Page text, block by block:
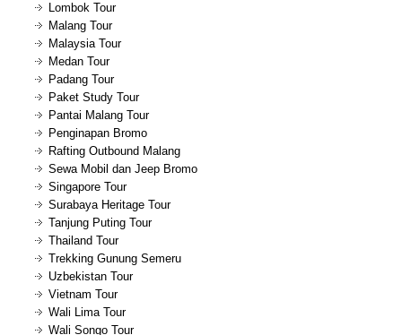
Lombok Tour
Malang Tour
Malaysia Tour
Medan Tour
Padang Tour
Paket Study Tour
Pantai Malang Tour
Penginapan Bromo
Rafting Outbound Malang
Sewa Mobil dan Jeep Bromo
Singapore Tour
Surabaya Heritage Tour
Tanjung Puting Tour
Thailand Tour
Trekking Gunung Semeru
Uzbekistan Tour
Vietnam Tour
Wali Lima Tour
Wali Songo Tour